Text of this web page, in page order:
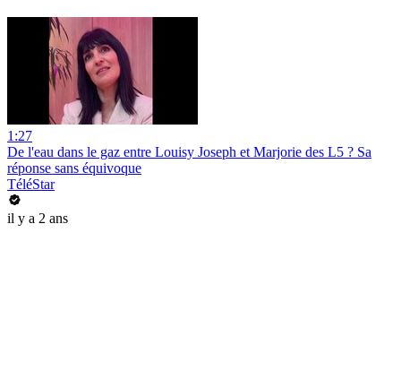
1:27
De l'eau dans le gaz entre Louisy Joseph et Marjorie des L5 ? Sa
réponse sans équivoque
TéléStar
il y a 2 ans